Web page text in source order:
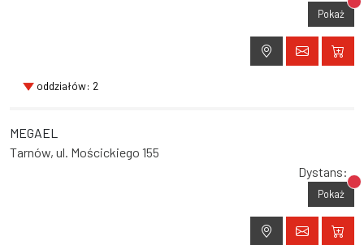
Pokaż
oddziałów: 2
MEGAEL
Tarnów, ul. Mościckiego 155
Dystans:
Pokaż